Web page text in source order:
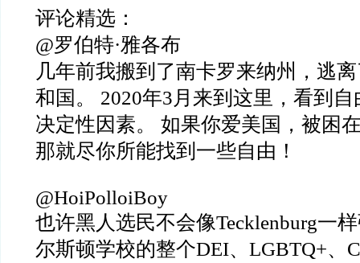
评论精选：
@罗伯特·雅各布
几年前我搬到了南卡罗来纳州，逃
和国。 2020年3月来到这里，看到
决定性因素。 如果你爱美国，被困
那就尽你所能找到一些自由！
@HoiPolloiBoy
也许黑人选民不会像Tecklenburg一
尔斯顿学校的整个DEI、LGBTQ+、